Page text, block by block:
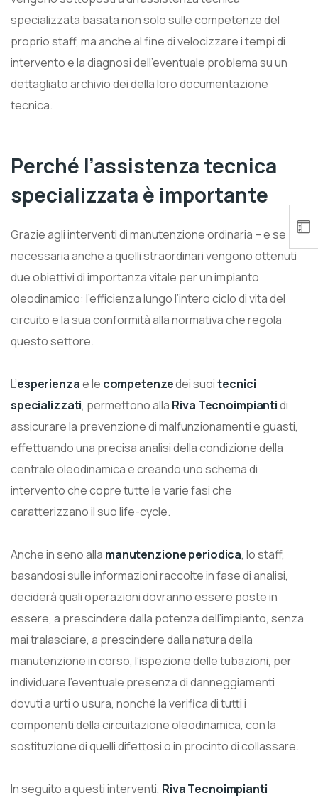
specializzata basata non solo sulle competenze del
proprio staff, ma anche al fine di velocizzare i tempi di
intervento e la diagnosi dell’eventuale problema su un
dettagliato archivio dei della loro documentazione
tecnica.
Perché l’assistenza tecnica
specializzata è importante
Grazie agli interventi di manutenzione ordinaria – e se
necessaria anche a quelli straordinari vengono ottenuti
due obiettivi di importanza vitale per un impianto
oleodinamico: l’efficienza lungo l’intero ciclo di vita del
circuito e la sua conformità alla normativa che regola
questo settore.
L’esperienzae le competenzedei suoitecnici
specializzati, permettono alla Riva Tecnoimpiantidi
assicurare la prevenzione di malfunzionamenti e guasti,
effettuando una precisa analisi della condizione della
centrale oleodinamica e creando uno schema di
intervento che copre tutte le varie fasi che
caratterizzano il suo life-cycle.
Anche in seno alla manutenzione periodica, lo staff,
basandosi sulle informazioni raccolte in fase di analisi,
deciderà quali operazioni dovranno essere poste in
essere, a prescindere dalla potenza dell’impianto, senza
mai tralasciare, a prescindere dalla natura della
manutenzione in corso, l’ispezione delle tubazioni, per
individuare l’eventuale presenza di danneggiamenti
dovuti a urti o usura, nonché la verifica di tutti i
componenti della circuitazione oleodinamica, con la
sostituzione di quelli difettosi o in procinto di collassare.
In seguito a questi interventi, Riva Tecnoimpianti